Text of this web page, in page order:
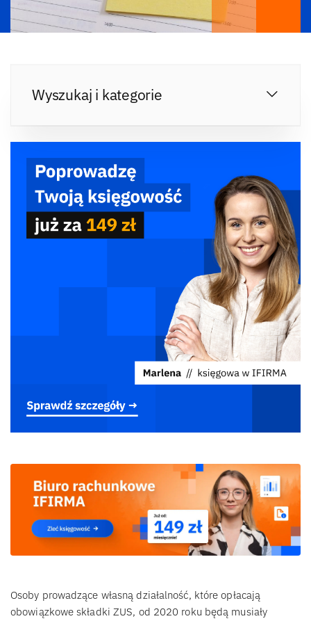
Wyszukaj i kategorie
Osoby prowadzące własną działalność, które opłacają
obowiązkowe składki ZUS, od 2020 roku będą musiały